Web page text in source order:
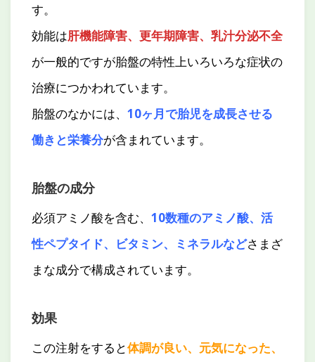
す。
効能は肝機能障害、更年期障害、乳汁分泌不全
が一般的ですが胎盤の特性上いろいろな症状の
治療につかわれています。
胎盤のなかには、 10ヶ月で胎児を成長させる
働きと栄養分が含まれています。
胎盤の成分
必須アミノ酸を含む、 10数種のアミノ酸、活
性ペプタイド、ビタミン、ミネラルなどさまざ
まな成分で構成されています。
効果
この注射をすると体調が良い、元気になった、